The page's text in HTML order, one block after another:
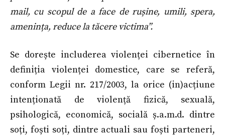
mail, cu scopul de a face de rușine, umili, spera,
amenința, reduce la tăcere victima”.
Se dorește includerea violenței cibernetice în
definiția violenței domestice, care se referă,
conform Legii nr. 217/2003, la orice (in)acțiune
intenționată de violență fizică, sexuală,
psihologică, economică, socială ș.a.m.d. dintre
soți, foști soți, dintre actuali sau foști parteneri,